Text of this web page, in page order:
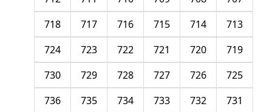
713
714
715
716
717
718
719
720
721
722
723
724
725
726
727
728
729
730
731
732
733
734
735
736